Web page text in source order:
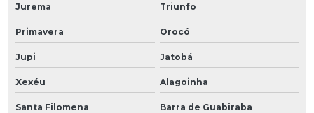
Jurema Triunfo
Primavera Orocó
Jupi Jatobá
Xexéu Alagoinha
Santa Filomena Barra de Guabiraba